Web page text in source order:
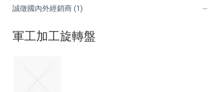
誠徵國內外經銷商 (1)
軍工加工旋轉盤